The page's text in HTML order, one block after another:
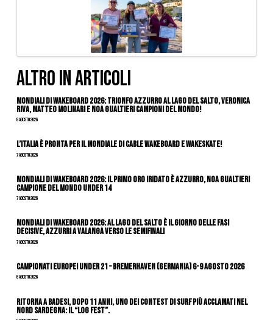
ALTRO IN ARTICOLI
Mondiali di Wakeboard 2026: trionfo azzurro al Lago del Salto, Veronica
Riva, Matteo Molinari e Noa Gualtieri campioni del mondo!
8 Agosto 2026
L’Italia è pronta per il Mondiale di Cable Wakeboard e Wakeskate!
7 Agosto 2026
Mondiali di Wakeboard 2026: il primo oro iridato è azzurro, Noa Gualtieri
campione del mondo Under 14
7 Agosto 2026
Mondiali di Wakeboard 2026: al Lago del Salto è il giorno delle fasi
decisive, azzurri a valanga verso le semifinali
7 Agosto 2026
Campionati Europei Under 21 – Bremerhaven (Germania) 6-9 agosto 2026
6 Agosto 2026
Ritorna a Badesi, dopo 11 anni, uno dei contest di surf più acclamati nel
nord Sardegna: il “Log Fest”.